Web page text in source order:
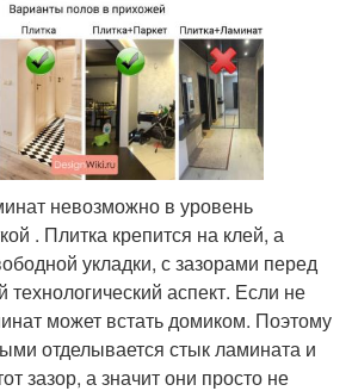
невозможно в уровень
. Плитка крепится на клей, а
укладки, с зазорами перед
аспект. Если не
может встать домиком. Поэтому
отделывается стык ламината и
зазор, а значит они просто не